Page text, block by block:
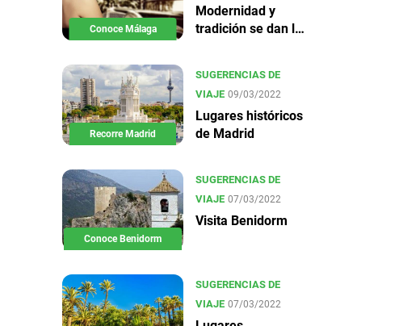
Conoce Málaga
Modernidad y
tradición se dan la
Recorre Madrid
SUGERENCIAS DE
VIAJE 09/03/2022
Lugares históricos
de Madrid
Conoce Benidorm
SUGERENCIAS DE
VIAJE 07/03/2022
Visita Benidorm
SUGERENCIAS DE
VIAJE 07/03/2022